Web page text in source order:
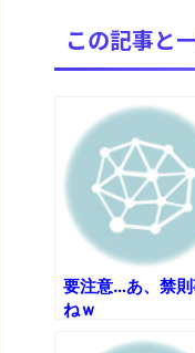
【読書感
マケイン
独学で挑
体験談：
葉月つば
壊れたエ
バージ
高嶋ち
【呆然】
この記事と
要注意…あ、禁
ねｗ